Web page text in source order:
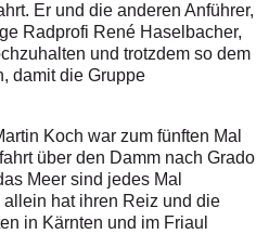
Er und die anderen Anführer,
Radprofi René Haselbacher,
und trotzdem so dem
damit die Gruppe
Koch war zum fünften Mal
über den Damm nach Grado
Meer sind jedes Mal
hat ihren Reiz und die
in Kärnten und im Friaul